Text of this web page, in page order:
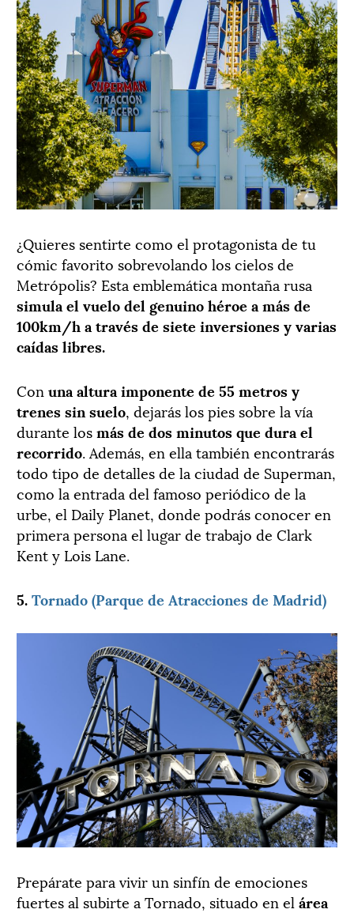
¿Quieres sentirte como el protagonista de tu
cómic favorito sobrevolando los cielos de
Metrópolis? Esta emblemática montaña rusa
simula el vuelo del genuino héroe a más de
100km/h a través de siete inversiones y varias
caídas libres.
Conuna altura imponente de 55 metros y
trenes sin suelo, dejarás los pies sobre la vía
durante losmás de dos minutos que dura el
recorrido. Además, en ella también encontrarás
todo tipo de detalles de la ciudad de Superman,
como la entrada del famoso periódico de la
urbe, el Daily Planet, donde podrás conocer en
primera persona el lugar de trabajo de Clark
Kent y Lois Lane.
5.Tornado (Parque de Atracciones de Madrid)
Prepárate para vivir un sinfín de emociones
fuertes al subirte a Tornado, situado en el área